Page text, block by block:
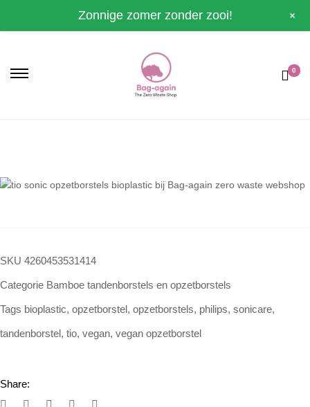
0
SKU 4260453531414
Categorie Bamboe tandenborstels en opzetborstels
Tags bioplastic, opzetborstel , opzetborstels, philips, sonicare,
tandenborstel , tio, vegan, vegan opzetborstel
Share:
Zonnige zomer zonder zooi! +